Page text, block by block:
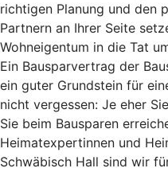
richtigen Planung und den
Partnern an Ihrer Seite
Wohneigentum in die Tat
Ein Bausparvertrag der
ein guter Grundstein für
nicht vergessen: Je eher
Sie beim Bausparen
Heimatexpertinnen und
Schwäbisch Hall sind wir